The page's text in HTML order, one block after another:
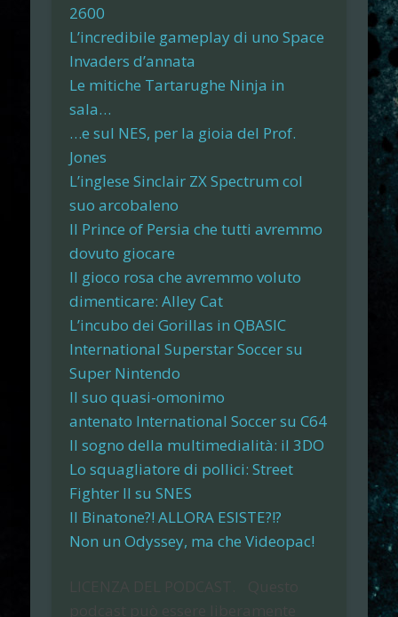
2600
L’incredibile gameplay di uno Space
Invaders d’annata
Le mitiche Tartarughe Ninja in
sala…
…e sul NES, per la gioia del Prof.
Jones
L’inglese Sinclair ZX Spectrum col
suo arcobaleno
Il Prince of Persia che tutti avremmo
dovuto giocare
Il gioco rosa che avremmo voluto
dimenticare: Alley Cat
L’incubo dei Gorillas in QBASIC
International Superstar Soccer su
Super Nintendo
Il suo quasi-omonimo
antenato International Soccer su C64
Il sogno della multimedialità: il 3DO
Lo squagliatore di pollici: Street
Fighter II su SNES
Il Binatone?! ALLORA ESISTE?!?
Non un Odyssey, ma che Videopac!